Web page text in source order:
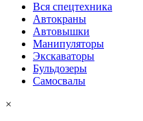
Вся спецтехника
Автокраны
Автовышки
Манипуляторы
Экскаваторы
Бульдозеры
Самосвалы
×